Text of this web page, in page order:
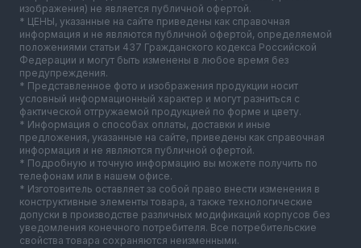
изображения) не является публичной офертой.
* ЦЕНЫ, указанные на сайте приведены как справочная
информация и не являются публичной офертой, определяемой
положениями статьи 437 Гражданского кодекса Российской
Федерации и могут быть изменены в любое время без
предупреждения.
* Представленное фото и изображения продукции носит
условный информационный характер и могут разниться с
фактической отгружаемой продукцией по форме и цвету.
* Информация о способах оплаты, доставки и иные
предложения, указанные на сайте, приведены как справочная
информация и не являются публичной офертой.
* Подробную и точную информацию вы можете получить по
телефонам или в нашем офисе.
* Изготовитель оставляет за собой право внести изменения в
конструктивные элементы товара, а также технологические
допуски в производстве различных модификаций корпусов без
уведомления конечного потребителя. Все потребительские
свойства товара сохраняются неизменными.